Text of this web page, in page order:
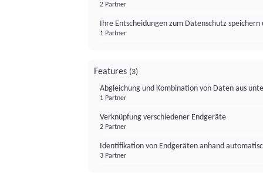
2 Partner
Ihre Entscheidungen zum Datenschutz
1 Partner
Features (3)
Abgleichung und Kombination von Daten aus
1 Partner
Verknüpfung verschiedener Endgeräte
2 Partner
Identifikation von Endgeräten anhand
3 Partner